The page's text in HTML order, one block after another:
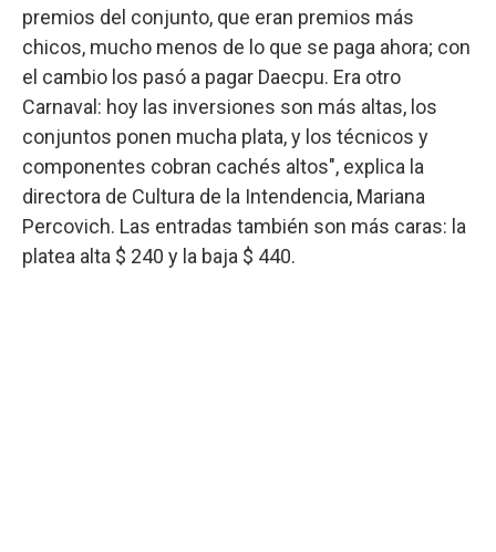
premios del conjunto, que eran premios más
chicos, mucho menos de lo que se paga ahora; con
el cambio los pasó a pagar Daecpu. Era otro
Carnaval: hoy las inversiones son más altas, los
conjuntos ponen mucha plata, y los técnicos y
componentes cobran cachés altos", explica la
directora de Cultura de la Intendencia, Mariana
Percovich. Las entradas también son más caras: la
platea alta $ 240 y la baja $ 440.